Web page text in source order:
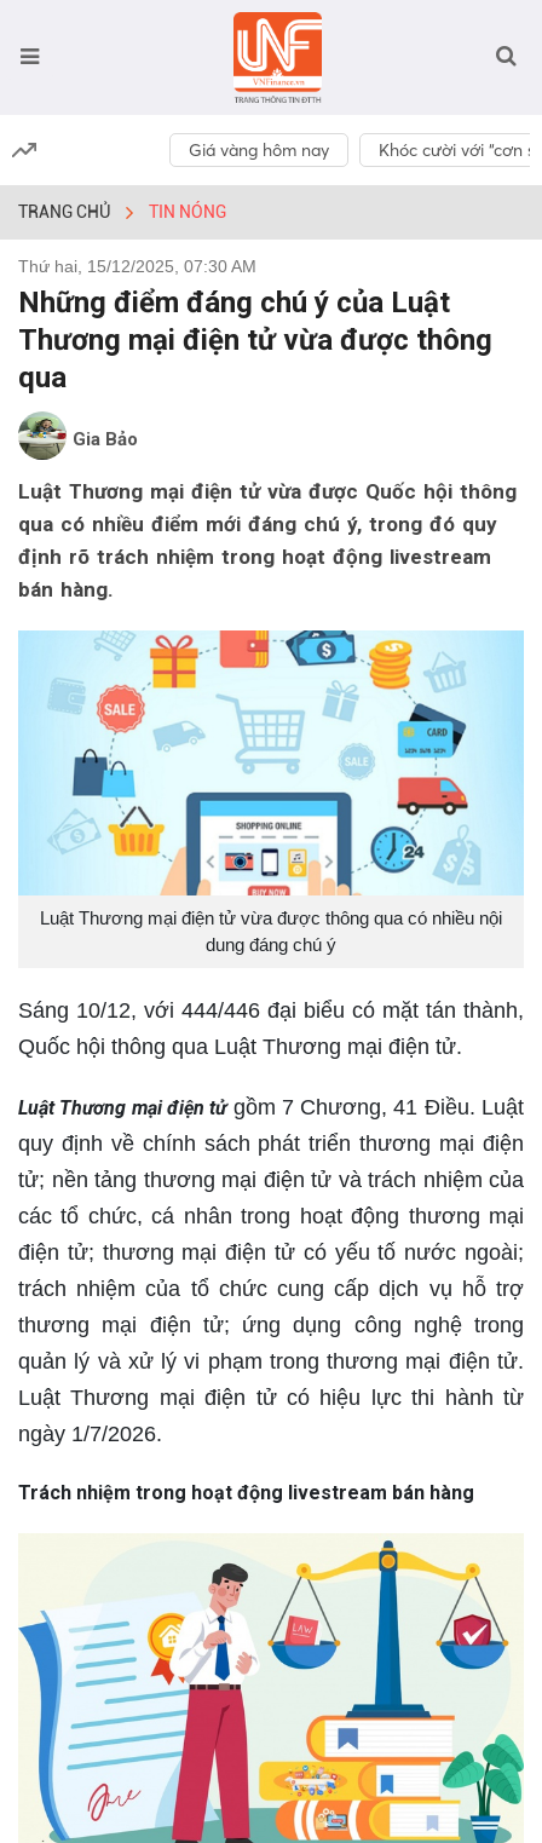
Giá vàng hôm nay Khóc cười với “cơn
TRANG CHỦ TIN NÓNG
Thứ hai, 15/12/2025, 07:30 AM
Những điểm đáng chú ý của Luật
Thương mại điện tử vừa được thông
qua
Gia Bảo
Luật Thương mại điện tử vừa được Quốc hội thông
qua có nhiều điểm mới đáng chú ý, trong đó quy
định rõ trách nhiệm trong hoạt động livestream
bán hàng.
Luật Thương mại điện tử vừa được thông qua có nhiều nội
dung đáng chú ý
Sáng 10/12, với 444/446 đại biểu có mặt tán thành,
Quốc hội thông qua Luật Thương mại điện tử.
Luật Thương mại điện tửgồm 7 Chương, 41 Điều. Luật
quy định về chính sách phát triển thương mại điện
tử; nền tảng thương mại điện tử và trách nhiệm của
các tổ chức, cá nhân trong hoạt động thương mại
điện tử; thương mại điện tử có yếu tố nước ngoài;
trách nhiệm của tổ chức cung cấp dịch vụ hỗ trợ
thương mại điện tử; ứng dụng công nghệ trong
quản lý và xử lý vi phạm trong thương mại điện tử.
Luật Thương mại điện tử có hiệu lực thi hành từ
ngày 1/7/2026.
Trách nhiệm trong hoạt động livestream bán hàng